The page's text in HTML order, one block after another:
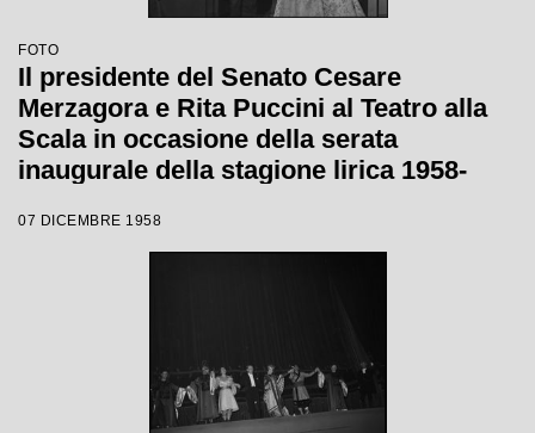
FOTO
Il presidente del Senato Cesare
Merzagora e Rita Puccini al Teatro alla
Scala in occasione della serata
inaugurale della stagione lirica 1958-
Puccini, diretta da Antonino Votto con la
regia di Margherita Wallmann
07 DICEMBRE 1958